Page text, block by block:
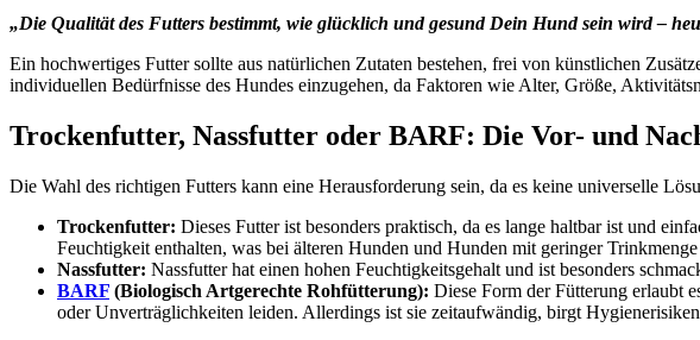
„Die Qua­li­tät des Fut­ters bestimmt, wie glück­lich und gesund Dein Hund sein wird –
Ein hoch­wer­ti­ges Fut­ter soll­te aus natür­li­chen Zuta­ten bestehen, frei von künst­li­chen
indi­vi­du­el­len Bedürf­nis­se des Hun­des ein­zu­ge­hen, da Fak­to­ren wie Alter, Grö­ße,
Tro­cken­fut­ter, Nass­fut­ter oder BARF: Die Vor- und
Die Wahl des rich­ti­gen Fut­ters kann eine Her­aus­for­de­rung sein, da es kei­ne uni­ver­sel­le
Tro­cken­fut­ter: Die­ses Fut­ter ist beson­ders prak­tisch, da es lan­ge halt­bar ist und
Feuch­tig­keit ent­hal­ten, was bei älte­ren Hun­den und Hun­den mit gerin­ger
Nass­fut­ter: Nass­fut­ter hat einen hohen Feuch­tig­keits­ge­halt und ist beson­ders
BARF (Bio­lo­gisch Art­ge­rech­te Roh­füt­te­rung): Die­se Form der Füt­te­rung erlaubt
oder Unver­träg­lich­kei­ten lei­den. Aller­dings ist sie zeit­auf­wän­dig, birgt